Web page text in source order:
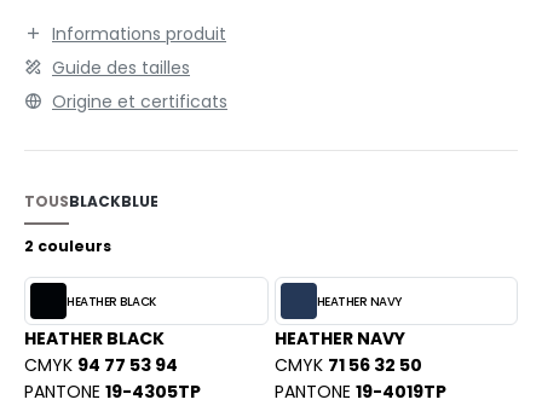
SHOPPING
VETEMENTS
OF THE LOOM VINTAGE
- BLANKS
Informations produit
Guide des tailles
Origine et certificats
TOUSBLACKBLUE
2 couleurs
HEATHER BLACK
HEATHER BLACK
CMYK 94 77 53 94
PANTONE 19-4305TP
HEATHER NAVY
HEATHER NAVY
CMYK 71 56 32 50
PANTONE 19-4019TP